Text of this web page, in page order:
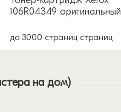
106R04349 оригинальный
до 3000 страниц страниц
на дом)